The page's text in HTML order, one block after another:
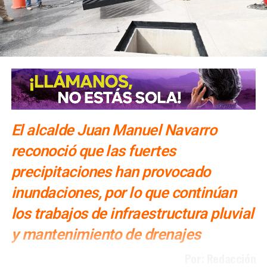
El alcalde Juan Manuel Navarro
reconoció que las fuertes
precipitaciones han provocado
inundaciones, por lo que continúan
los trabajos de infraestructura pluvial
y mantenimiento de drenajes